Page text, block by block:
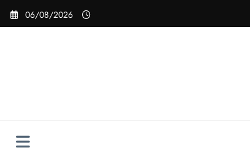
Pular
para
06/08/2026